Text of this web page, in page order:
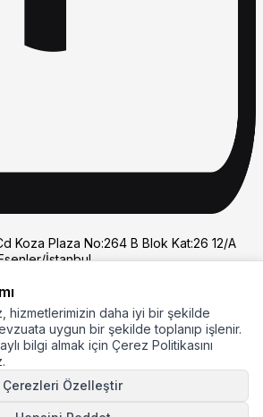
Koza Plaza No:264 B Blok Kat:26 12/A
İstanbul
hizmetlerimizin daha iyi bir şekilde
uygun bir şekilde toplanıp işlenir.
bilgi almak için Çerez Politikasını
Çerezleri Özelleştir